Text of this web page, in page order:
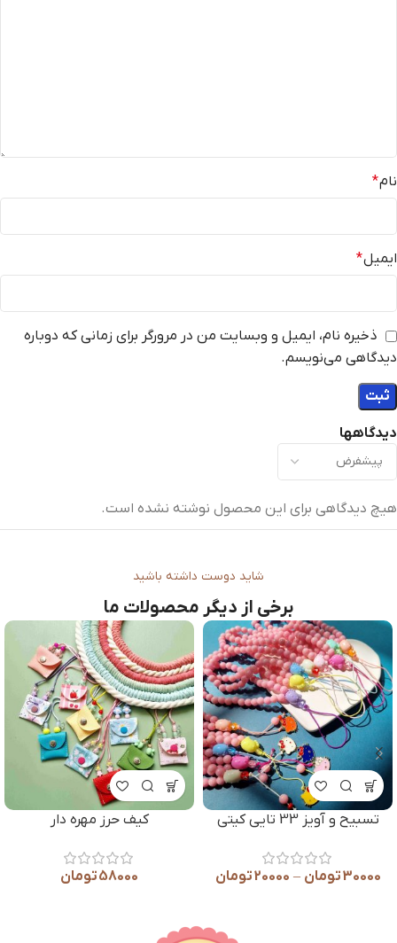
دیدگاهها
هیچ دیدگاهی برای این محصول نوشته نشده است.
نام*
ایمیل*
ذخیره نام، ایمیل و وبسایت من در مرورگر برای زمانی که دوباره
دیدگاهی می‌نویسم.
شاید دوست داشته باشید
برخی از دیگر محصولات ما
پین میوه ای
35000تومان
کیف پول بزرگ چرم
217000